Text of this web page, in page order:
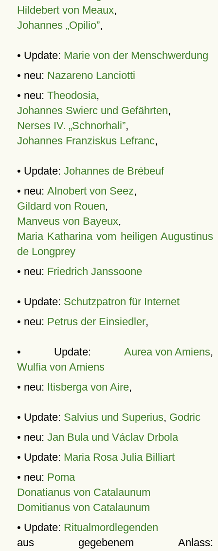
Hildebert von Meaux,
Johannes „Opilio”,
• Update: Marie von der Menschwerdung
• neu: Nazareno Lanciotti
• neu: Theodosia,
Johannes Swierc und Gefährten,
Nerses IV. „Schnorhali”,
Johannes Franziskus Lefranc,
• Update: Johannes de Brébeuf
• neu: Alnobert von Seez,
Gildard von Rouen,
Manveus von Bayeux,
Maria Katharina vom heiligen Augustinus
de Longprey
• neu: Friedrich Janssoone
• Update: Schutzpatron für Internet
• neu: Petrus der Einsiedler,
• Update: Aurea von Amiens,
Wulfia von Amiens
• neu: Itisberga von Aire,
• Update: Salvius und Superius, Godric
• neu: Jan Bula und Václav Drbola
• Update: Maria Rosa Julia Billiart
• neu: Poma
Donatianus von Catalaunum
Domitianus von Catalaunum
• Update: Ritualmordlegenden
aus gegebenem Anlass: